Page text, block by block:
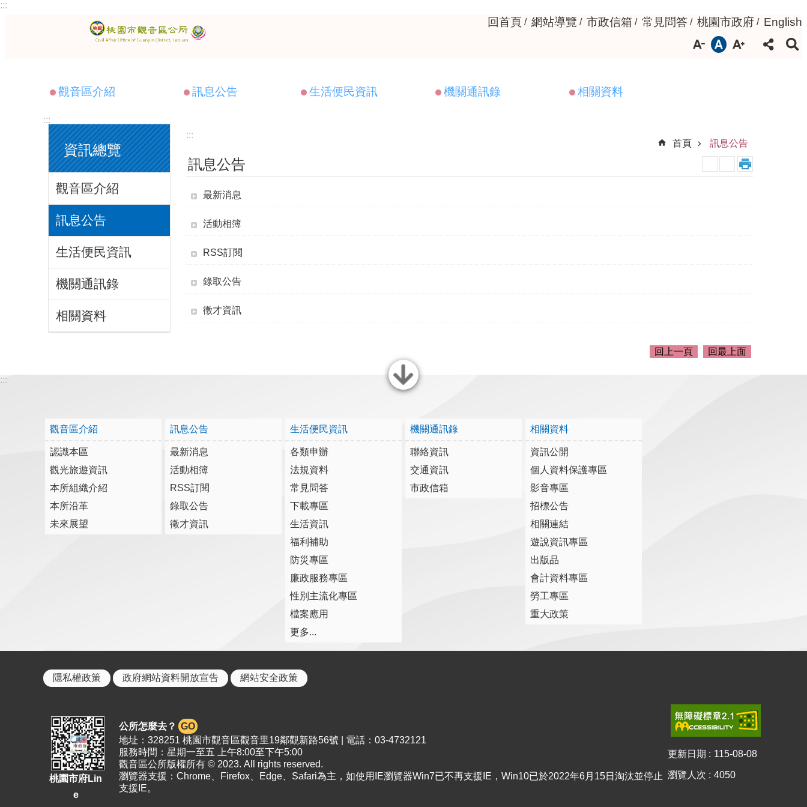
跳到主要內容區塊
:::
回首頁 網站導覽 市政信箱 常見問答 桃園市政府 English
觀音區介紹 訊息公告 生活便民資訊 機關通訊錄 相關資料
:::
資訊總覽
觀音區介紹
訊息公告
生活便民資訊
機關通訊錄
相關資料
:::
首頁
訊息公告
訊息公告
最新消息
活動相簿
RSS訂閱
錄取公告
徵才資訊
回上一頁 回最上面
關閉
:::
觀音區介紹
認識本區
觀光旅遊資訊
本所組織介紹
本所沿革
未來展望
訊息公告
最新消息
活動相簿
RSS訂閱
錄取公告
徵才資訊
生活便民資訊
各類申辦
法規資料
常見問答
下載專區
生活資訊
福利補助
防災專區
廉政服務專區
性別主流化專區
檔案應用
更多...
機關通訊錄
聯絡資訊
交通資訊
市政信箱
相關資料
資訊公開
個人資料保護專區
影音專區
招標公告
相關連結
遊說資訊專區
出版品
會計資料專區
勞工專區
重大政策
隱私權政策 政府網站資料開放宣告 網站安全政策
桃園市府Lin
e
公所怎麼去？ GO
地址：328251 桃園市觀音區觀音里19鄰觀新路56號 | 電話：03-4732121
服務時間：星期一至五 上午8:00至下午5:00
觀音區公所版權所有 © 2023. All rights reserved.
瀏覽器支援：Chrome、Firefox、Edge、Safari為主，如使用IE瀏覽器Win7已不再支援IE，Win10已於2022年6月15日淘汰並停止
支援IE。
更新日期 115-08-08
瀏覽人次 4050